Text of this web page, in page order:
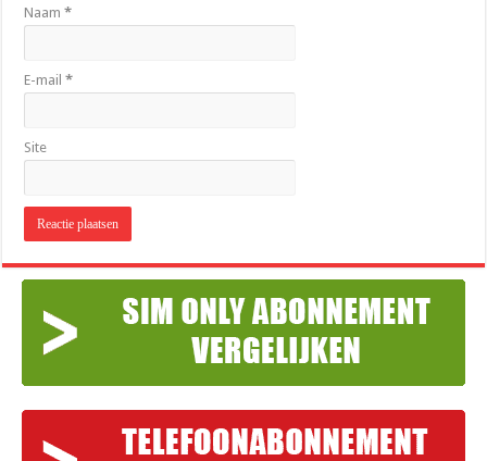
Naam*
E-mail*
Site